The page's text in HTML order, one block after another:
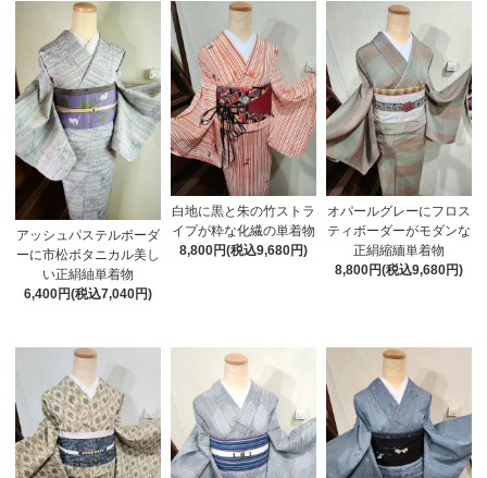
アッシュパステルボーダ
ーに市松ボタニカル美し
い正絹紬単着物
6,400円(税込7,040円)
白地に黒と朱の竹ストラ
イプが粋な化繊の単着物
8,800円(税込9,680円)
オパールグレーにフロス
ティボーダーがモダンな
正絹縮緬単着物
8,800円(税込9,680円)